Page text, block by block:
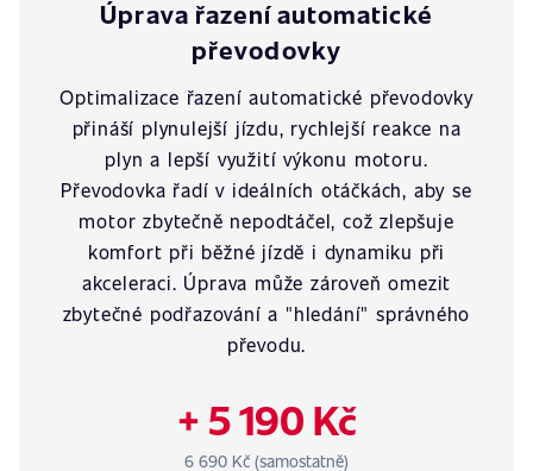
Úprava řazení automatické
převodovky
Optimalizace řazení automatické převodovky
přináší plynulejší jízdu, rychlejší reakce na
plyn a lepší využití výkonu motoru.
Převodovka řadí v ideálních otáčkách, aby se
motor zbytečně nepodtáčel, což zlepšuje
komfort při běžné jízdě i dynamiku při
akceleraci. Úprava může zároveň omezit
zbytečné podřazování a "hledání" správného
převodu.
+ 5 190 Kč
6 690 Kč (samostatně)